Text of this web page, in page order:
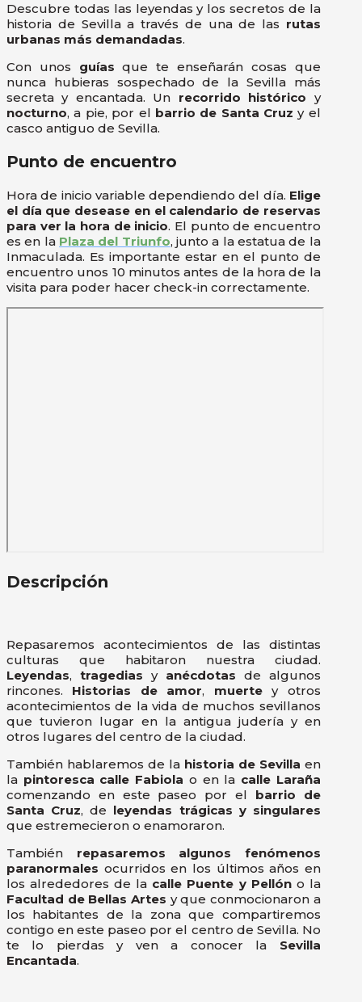
Descubre todas las leyendas y los secretos de la
historia de Sevilla a través de una de las rutas
urbanas más demandadas.
Con unos guías que te enseñarán cosas que
nunca hubieras sospechado de la Sevilla más
secreta y encantada. Un recorrido histórico y
nocturno, a pie, por el barrio de Santa Cruz y el
casco antiguo de Sevilla.
Punto de encuentro
Hora de inicio variable dependiendo del día. Elige
el día que desease en el calendario de reservas
para ver la hora de inicio. El punto de encuentro
es en la Plaza del Triunfo, junto a la estatua de la
Inmaculada. Es importante estar en el punto de
encuentro unos 10 minutos antes de la hora de la
visita para poder hacer check-in correctamente.
Descripción
Repasaremos acontecimientos de las distintas
culturas que habitaron nuestra ciudad.
Leyendas, tragedias y anécdotas de algunos
rincones. Historias de amor, muertey otros
acontecimientos de la vida de muchos sevillanos
que tuvieron lugar en la antigua judería y en
otros lugares del centro de la ciudad.
También hablaremos de la historia de Sevilla en
la pintoresca calle Fabiola o en la calle Laraña
comenzando en este paseo por el barrio de
Santa Cruz, de leyendas trágicas y singulares
que estremecieron o enamoraron.
También repasaremos algunos fenómenos
paranormales ocurridos en los últimos años en
los alrededores de la calle Puente y Pellóno la
Facultad de Bellas Artes y que conmocionaron a
los habitantes de la zona que compartiremos
contigo en este paseo por el centro de Sevilla. No
te lo pierdas y ven a conocer la Sevilla
Encantada.